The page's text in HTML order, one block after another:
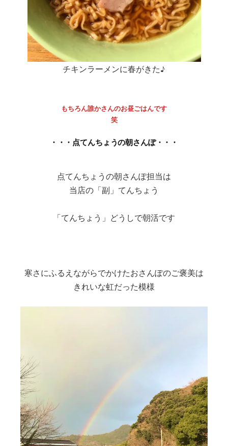
チキンラーメンに春がきた♪
もちろん誰かさんのお昼ごはんです
笑
・・・点てんちょうの朝さんぽ・・・
点てんちょうの朝さんぽ担当は
当店の「副」てんちょう
「てんちょう」どうしで朝活です
寒さにふるえながらでかけたおさんぽのご褒美は
きれいな虹だった模様